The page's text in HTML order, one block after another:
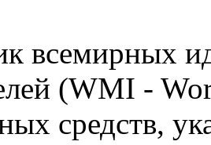
всемирных
(WMI -
средств,